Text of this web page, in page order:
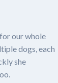
our whole
dogs, each
she